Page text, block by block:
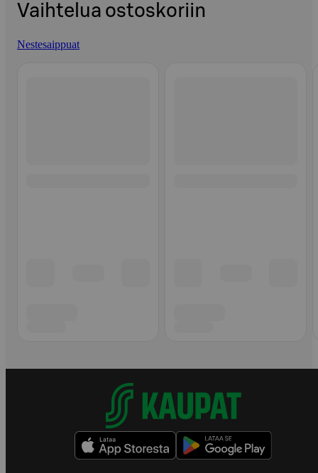
Vaihtelua ostoskoriin
Nestesaippuat